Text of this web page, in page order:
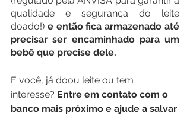
qualidade e segurança do leite
doado!) e então fica armazenado até
precisar ser encaminhado para um
bebê que precise dele.
E você, já doou leite ou tem
interesse? Entre em contato com o
banco mais próximo e ajude a salvar